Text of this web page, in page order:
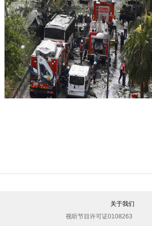
哈里与梅根亮相都柏林街头接受民众欢迎
关于我们
视听节目许可证0108263